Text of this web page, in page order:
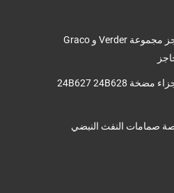
200 CPM سرعة الحجاب الحاجز مجموعة Verder و Graco
دائم مزدوجة الحجاب الحاجز أجزاء مضخة 24B627 24B628